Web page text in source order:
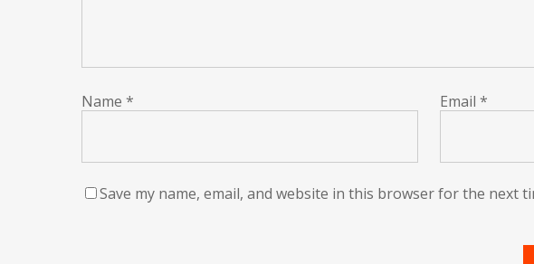
Name * Email *
Save my name, email, and website in this browser for the next